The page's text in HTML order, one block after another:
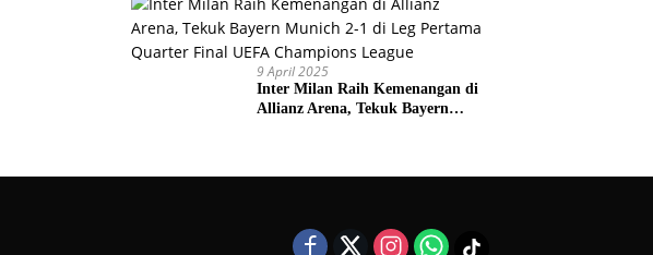
9 April 2025
Inter Milan Raih Kemenangan di
Allianz Arena, Tekuk Bayern